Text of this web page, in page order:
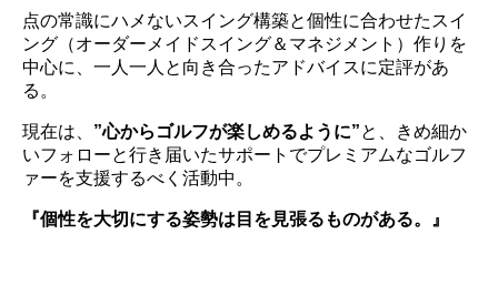
点の常識にハメないスイング構築と個性に合わせたスイ
ング（オーダーメイドスイング＆マネジメント）作りを
中心に、一人一人と向き合ったアドバイスに定評があ
る。
現在は、 ”心からゴルフが楽しめるように”と、きめ細か
いフォローと行き届いたサポートでプレミアムなゴルフ
ァーを支援するべく活動中。
『個性を大切にする姿勢は目を見張るものがある。』